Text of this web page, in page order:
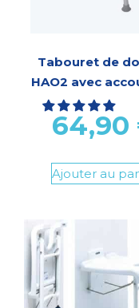
Tabouret de
HAO2 avec
64,90
Ajouter au